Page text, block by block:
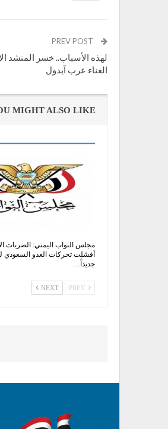
لهذه الأسباب.. خسر المنشد
الغناء عرب آيدول
MIGHT ALSO LIKE
مجلس النواب اليمني: الضربات
أفشلت تحركات العدو السعودي
جديداً…
NEXT